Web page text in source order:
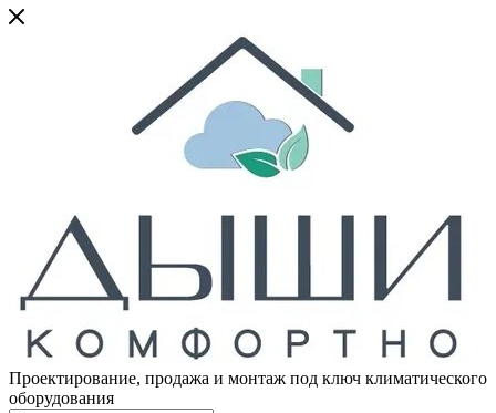
Проектирование, продажа и монтаж под ключ климатического
оборудования